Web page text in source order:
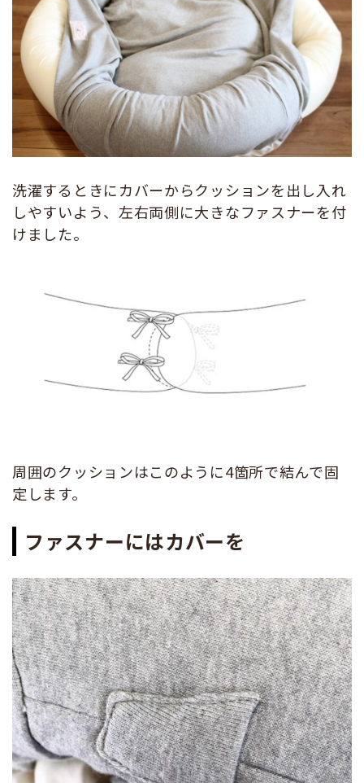
洗濯するときにカバーからクッションを出し入れ
しやすいよう、左右両側に大きなファスナーを付
けました。
周囲のクッションはこのように4箇所で結んで固
定します。
ファスナーにはカバーを